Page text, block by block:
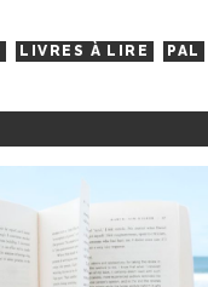
LIVRES À LIRE PAL